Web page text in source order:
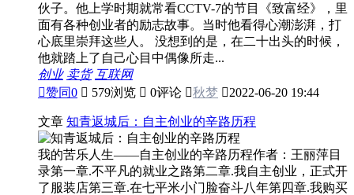
伙子。他上学时期就常看CCTV-7的节目《致富经》，里
面有各种创业者的励志故事。当时他看得心潮澎湃，打
心底里崇拜这些人。 没想到的是，在二十出头的时候，
他就踏上了自己心目中偶像所走...
创业 卖货 互联网
赞同0  579浏览  0评论 秋梦 2022-06-20 19:44
文章 知青返城后：自主创业的辛路历程
我的苦乐人生——自主创业的辛路历程作者：王丽萍目
录第一章.不平凡的就业之路第二章.我自主创业，正式开
了服装店第三章.在七平米小门脸奋斗八年第四章.我购买